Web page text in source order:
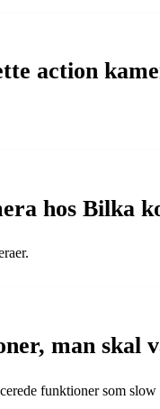
action
hos Bilka
man skal
funktioner som